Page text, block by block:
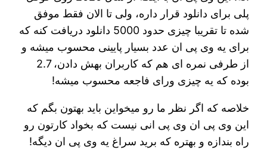
پلی برای دانلود قرار داره، ولی تا الان فقط موفق
شده تا تقریبا چیزی حدود 5000 دانلود دریافت کنه که
برای یه وی پی ان عدد بسیار پایینی محسوب میشه و
از طرفی نمره ای هم که کاربران بهش دادن، 2.7
بوده که یه چیزی ورای فاجعه محسوب میشه!
خلاصه که اگر نظر ما رو میخواین باید بهتون بگم که
این وی پی ان وی پی انی نیست که بخواد کارتون رو
راه بندازه و بهتره که برید سراغ یه وی پی ان دیگه!